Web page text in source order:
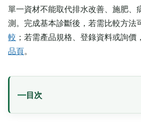
單一資材不能取代排水改善、施肥、
測。完成基本診斷後，若需比較方法
較 ；若需產品規格、登錄資料或詢價
品頁。
目次